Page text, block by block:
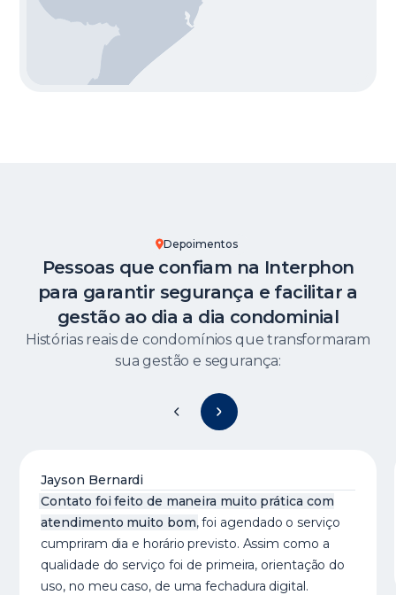
Depoimentos
Pessoas que confiam na Interphon
para garantir segurança e facilitar a
gestão ao dia a dia condominial
Histórias reais de condomínios que transformaram
sua gestão e segurança:
Jayson Bernardi
Contato foi feito de maneira muito prática com
atendimento muito bom, foi agendado o serviço
cumpriram dia e horário previsto. Assim como a
qualidade do serviço foi de primeira, orientação do
uso, no meu caso, de uma fechadura digital.